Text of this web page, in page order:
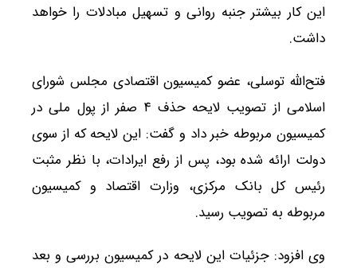
این کار بیشتر جنبه روانی و تسهیل مبادلات را خواهد
داشت.
فتح‌الله توسلی، عضو کمیسیون اقتصادی مجلس شورای
اسلامی از تصویب لایحه حذف ۴ صفر از پول ملی در
کمیسیون مربوطه خبر داد و گفت: این لایحه که از سوی
دولت ارائه شده بود، پس از رفع ایرادات، با نظر مثبت
رئیس کل بانک مرکزی، وزارت اقتصاد و کمیسیون
مربوطه به تصویب رسید.
وی افزود: جزئیات این لایحه در کمیسیون بررسی و بعد